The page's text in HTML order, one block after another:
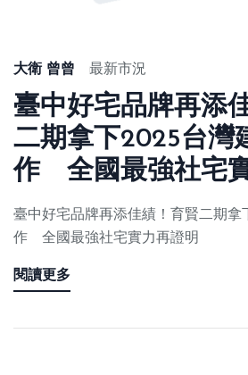
大衛 曾曾 最新市況
臺中好宅品牌再添
二期拿下2025台灣
作 全國最強社宅
臺中好宅品牌再添佳績！育賢二期
作 全國最強社宅實力再證明
閱讀更多